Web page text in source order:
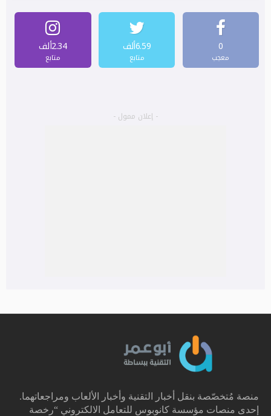
0
معجب
6.59ألف
متابع
2.34ألف
متابع
- إعلان ممول -
منصة مُتخصّصة بنقل أخبار التقنية وأخبار الألعاب ومراجعاتهما.
إحدى منصات مؤسسة كانوبوس للتعامل الالكتروني “رخصة